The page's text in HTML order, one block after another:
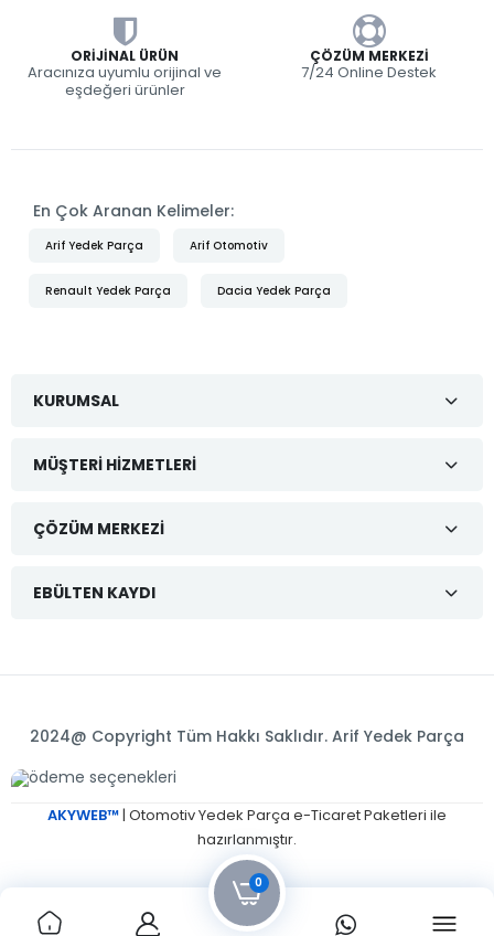
ORIJINAL ÜRÜN
Aracınıza uyumlu orijinal ve
eşdeğeri ürünler
ÇÖZÜM MERKEZI
7/24 Online Destek
En Çok Aranan Kelimeler:
Arif Yedek Parça Arif Otomotiv
Renault Yedek Parça Dacia Yedek Parça
KURUMSAL
MÜŞTERI HIZMETLERI
ÇÖZÜM MERKEZI
EBÜLTEN KAYDI
2024@ Copyright Tüm Hakkı Saklıdır. Arif Yedek Parça
AKYWEB™| Otomotiv Yedek Parça e-Ticaret Paketleri ile
hazırlanmıştır.
0